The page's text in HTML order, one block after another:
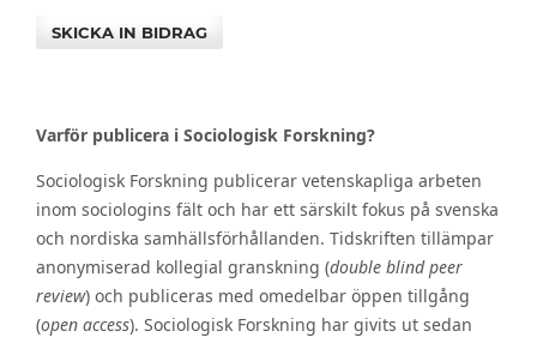
SKICKA IN BIDRAG
Varför publicera i Sociologisk Forskning?
Sociologisk Forskning publicerar vetenskapliga arbeten
inom sociologins fält och har ett särskilt fokus på svenska
och nordiska samhällsförhållanden. Tidskriften tillämpar
anonymiserad kollegial granskning (double blind peer
review) och publiceras med omedelbar öppen tillgång
(open access). Sociologisk Forskning har givits ut sedan